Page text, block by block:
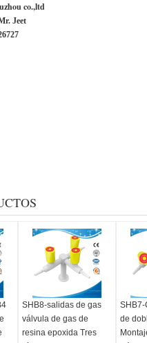
co.,ltd
Jeet
SHB8-salidas de gas
válvula de gas de
resina epoxida Tres
de